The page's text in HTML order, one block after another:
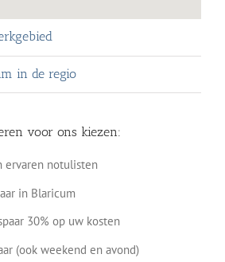
in de regio
voor ons kiezen:
ervaren notulisten
in Blaricum
30% op uw kosten
(ook weekend en avond)